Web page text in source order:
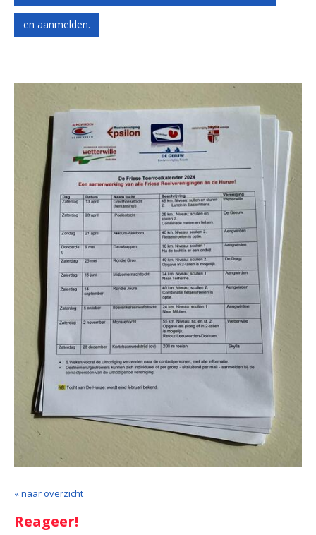
en aanmelden.
« naar overzicht
Reageer!